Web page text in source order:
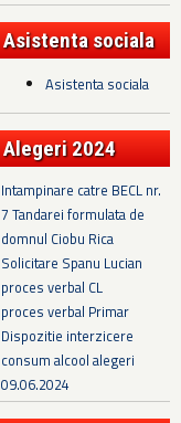
Asistenta sociala
Asistenta sociala
Alegeri 2024
Intampinare catre BECL nr.
7 Tandarei formulata de
domnul Ciobu Rica
Solicitare Spanu Lucian
proces verbal CL
proces verbal Primar
Dispozitie interzicere
consum alcool alegeri
09.06.2024